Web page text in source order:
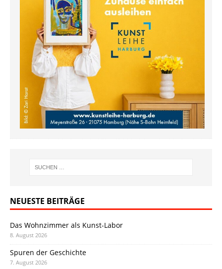
NEUESTE BEITRÄGE
Das Wohnzimmer als Kunst-Labor
8. August 2026
Spuren der Geschichte
7. August 2026